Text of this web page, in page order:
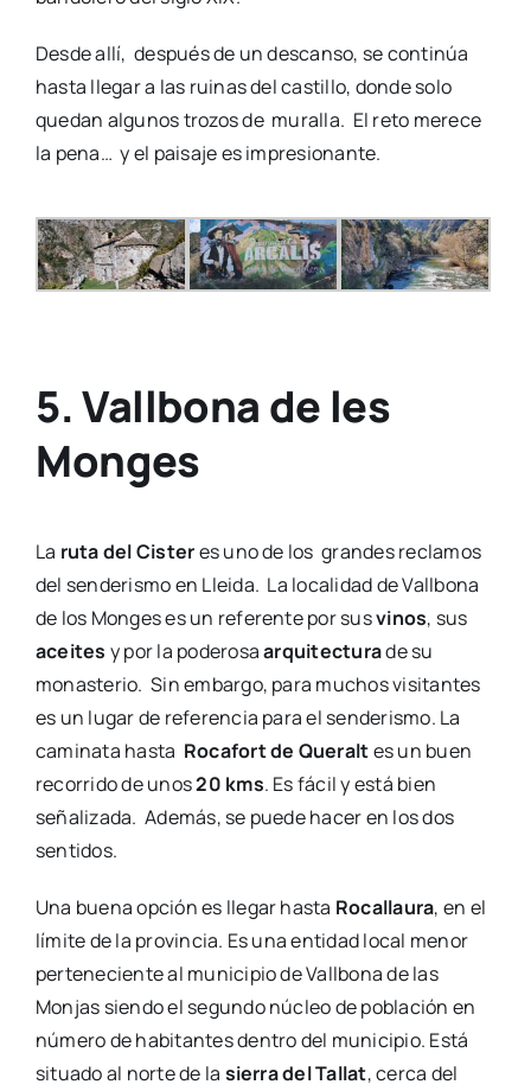
Desde allí, después de un descanso, se continúa
hasta llegar a las ruinas del castillo, donde solo
quedan algunos trozos de muralla. El reto merece
la pena… y el paisaje es impresionante.
5. Vallbona de les
Monges
La ruta del Cisteres uno de los grandes reclamos
del senderismo en Lleida. La localidad de Vallbona
de los Monges es un referente por susvinos, sus
aceites y por la poderosaarquitecturade su
monasterio. Sin embargo, para muchos visitantes
es un lugar de referencia para el senderismo. La
caminata hasta Rocafort de Queraltes un buen
recorrido de unos20 kms. Es fácil y está bien
señalizada. Además, se puede hacer en los dos
sentidos.
Una buena opción es llegar hasta Rocallaura, en el
límite de la provincia. Es una entidad local menor
perteneciente al municipio de Vallbona de las
Monjas siendo el segundo núcleo de población en
número de habitantes dentro del municipio. Está
situado al norte de la sierra del Tallat, cerca del